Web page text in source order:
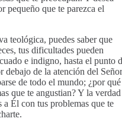
pequeño que te parezca el
teológica, puedes saber que
tus dificultades pueden
e indigno, hasta el punto
debajo de la atención del
de todo el mundo; ¿por qué
que te angustian? Y la verdad
a Él con tus problemas que te